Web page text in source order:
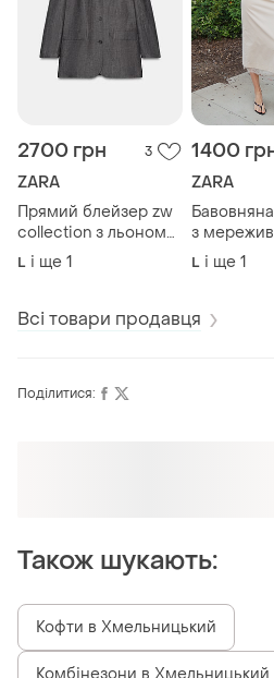
2700 грн 3
ZARA
Прямий блейзер zw
collection з льоном
zara
L і ще 1
1400
ZARA
з
L і ще 1
Всі товари продавця
Поділитися:
Також шукають: